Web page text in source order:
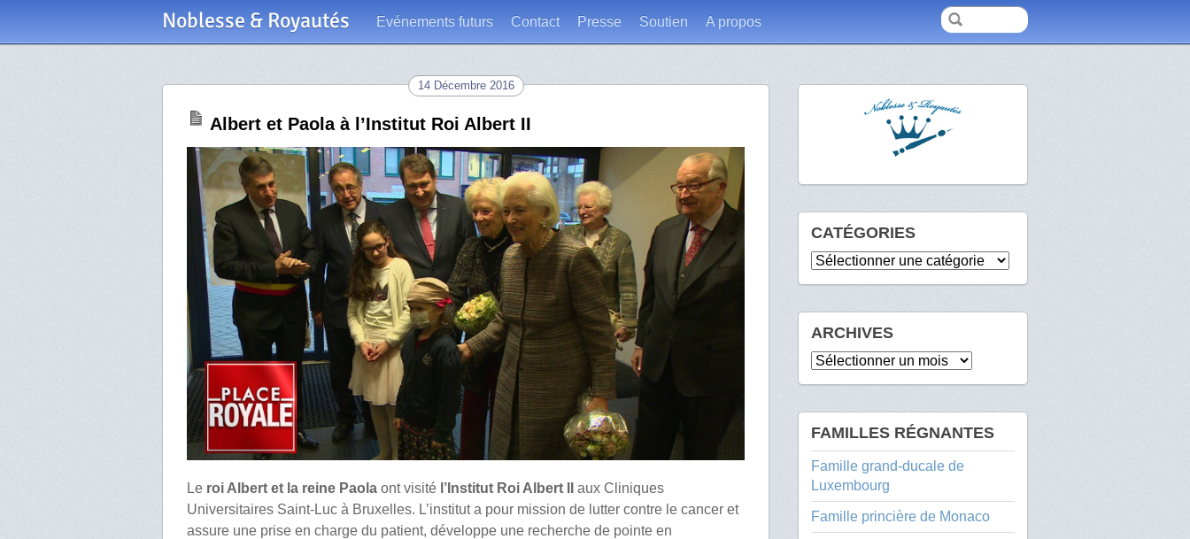
Noblesse & Royautés Evénements futurs Contact Presse Soutien A propos
14 Décembre 2016
Albert et Paola à l’Institut Roi Albert II
Le roi Albert et la reine Paolaont visité l’Institut Roi Albert II
aux Cliniques
Universitaires Saint-Luc à Bruxelles. L’institut a pour mission de lutter contre le cancer et
assure une prise en charge du patient, développe une recherche de pointe en
CATÉGORIES
Catégories
ARCHIVES
Archives
FAMILLES RÉGNANTES
Famille grand-ducale de
Luxembourg
Famille princière de Monaco